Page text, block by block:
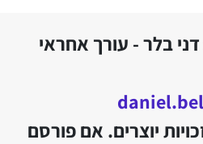
בלר - עורך אחראי
יוצרים. אם פורסם